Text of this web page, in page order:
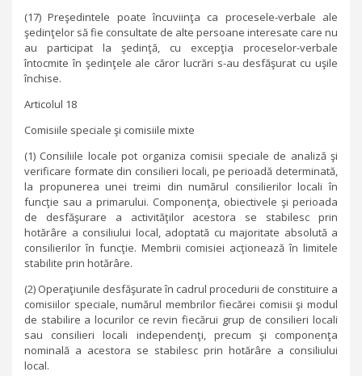
(17) Preşedintele poate încuviinţa ca procesele-verbale ale
şedinţelor să fie consultate de alte persoane interesate care nu
au participat la şedinţă, cu excepţia proceselor-verbale
întocmite în şedinţele ale căror lucrări s-au desfăşurat cu uşile
închise.
Articolul 18
Comisiile speciale şi comisiile mixte
(1) Consiliile locale pot organiza comisii speciale de analiză şi
verificare formate din consilieri locali, pe perioadă determinată,
la propunerea unei treimi din numărul consilierilor locali în
funcţie sau a primarului. Componenţa, obiectivele şi perioada
de desfăşurare a activităţilor acestora se stabilesc prin
hotărâre a consiliului local, adoptată cu majoritate absolută a
consilierilor în funcţie. Membrii comisiei acţionează în limitele
stabilite prin hotărâre.
(2) Operaţiunile desfăşurate în cadrul procedurii de constituire a
comisiilor speciale, numărul membrilor fiecărei comisii şi modul
de stabilire a locurilor ce revin fiecărui grup de consilieri locali
sau consilieri locali independenţi, precum şi componenţa
nominală a acestora se stabilesc prin hotărâre a consiliului
local.